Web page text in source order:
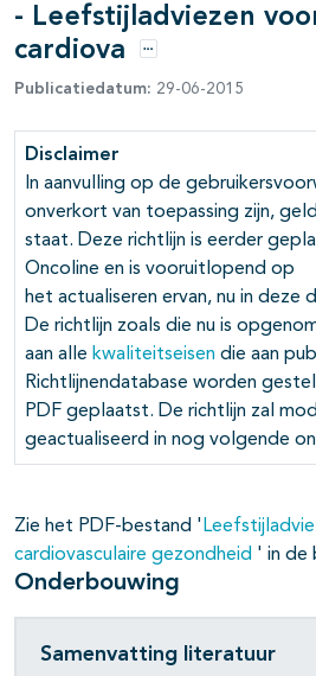
open- en dichtklappen
open- en dichtklappen
open- en dichtklappen
open- en dichtklappen
open- en dichtklappen
- Leefstijladviezen
cardiova
Opties
Publicatiedatum: 29-06-2015
Disclaimer
In aanvulling op de
onverkort van toepassing zijn,
staat. Deze richtlijn is eerder
Oncoline en is vooruitlopend op
het actualiseren ervan, nu in deze
De richtlijn zoals die nu is
aan alle kwaliteitseisen die aan
Richtlijnendatabase worden
PDF geplaatst. De richtlijn zal
geactualiseerd in nog volgende
Zie het PDF-bestand '
cardiovasculaire gezondheid ' in de
Onderbouwing
Samenvatting literatuur